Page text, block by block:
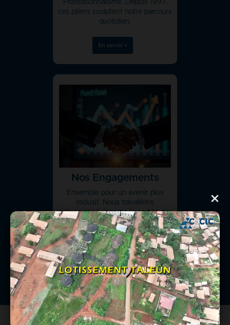
Professionnalisme. Depuis 1997,
ces piliers sculptent notre parcours
quotidien.
En savoir +
Nos Engagements
Ensemble pour un avenir plus
inclusif. Nous travaillons
activement à étendre la portée des
services financiers tant en milieu
urbain que rural.
En savoir +
×